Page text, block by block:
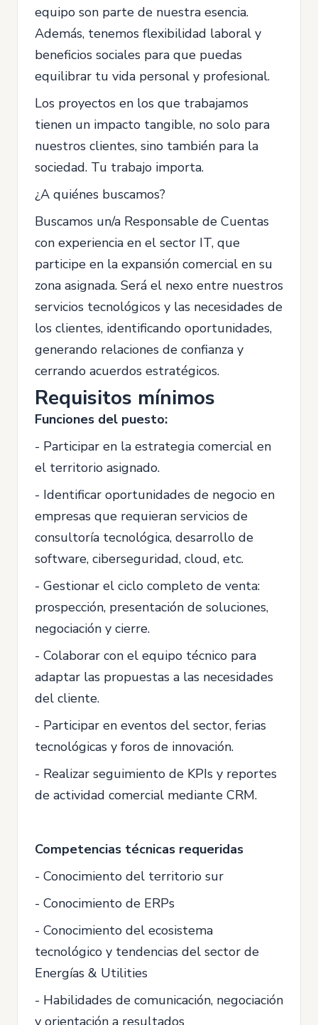
equipo son parte de nuestra esencia.
Además, tenemos flexibilidad laboral y
beneficios sociales para que puedas
equilibrar tu vida personal y profesional.
Los proyectos en los que trabajamos
tienen un impacto tangible, no solo para
nuestros clientes, sino también para la
sociedad. Tu trabajo importa.
¿A quiénes buscamos?
Buscamos un/a Responsable de Cuentas
con experiencia en el sector IT, que
participe en la expansión comercial en su
zona asignada. Será el nexo entre nuestros
servicios tecnológicos y las necesidades de
los clientes, identificando oportunidades,
generando relaciones de confianza y
cerrando acuerdos estratégicos.
Requisitos mínimos
Funciones del puesto:
- Participar en la estrategia comercial en
el territorio asignado.
- Identificar oportunidades de negocio en
empresas que requieran servicios de
consultoría tecnológica, desarrollo de
software, ciberseguridad, cloud, etc.
- Gestionar el ciclo completo de venta:
prospección, presentación de soluciones,
negociación y cierre.
- Colaborar con el equipo técnico para
adaptar las propuestas a las necesidades
del cliente.
- Participar en eventos del sector, ferias
tecnológicas y foros de innovación.
- Realizar seguimiento de KPIs y reportes
de actividad comercial mediante CRM.
Competencias técnicas requeridas
- Conocimiento del territorio sur
- Conocimiento de ERPs
- Conocimiento del ecosistema
tecnológico y tendencias del sector de
Energías & Utilities
- Habilidades de comunicación, negociación
y orientación a resultados